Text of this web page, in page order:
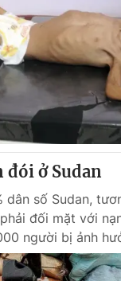
đói ở Sudan
dân số Sudan,
đối mặt với
người bị ảnh